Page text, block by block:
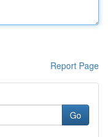
Report Page
Go